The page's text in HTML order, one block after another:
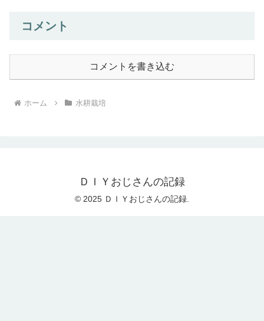
コメント
コメントを書き込む
ホーム 水耕栽培
ＤＩＹおじさんの記録
© 2025 ＤＩＹおじさんの記録.